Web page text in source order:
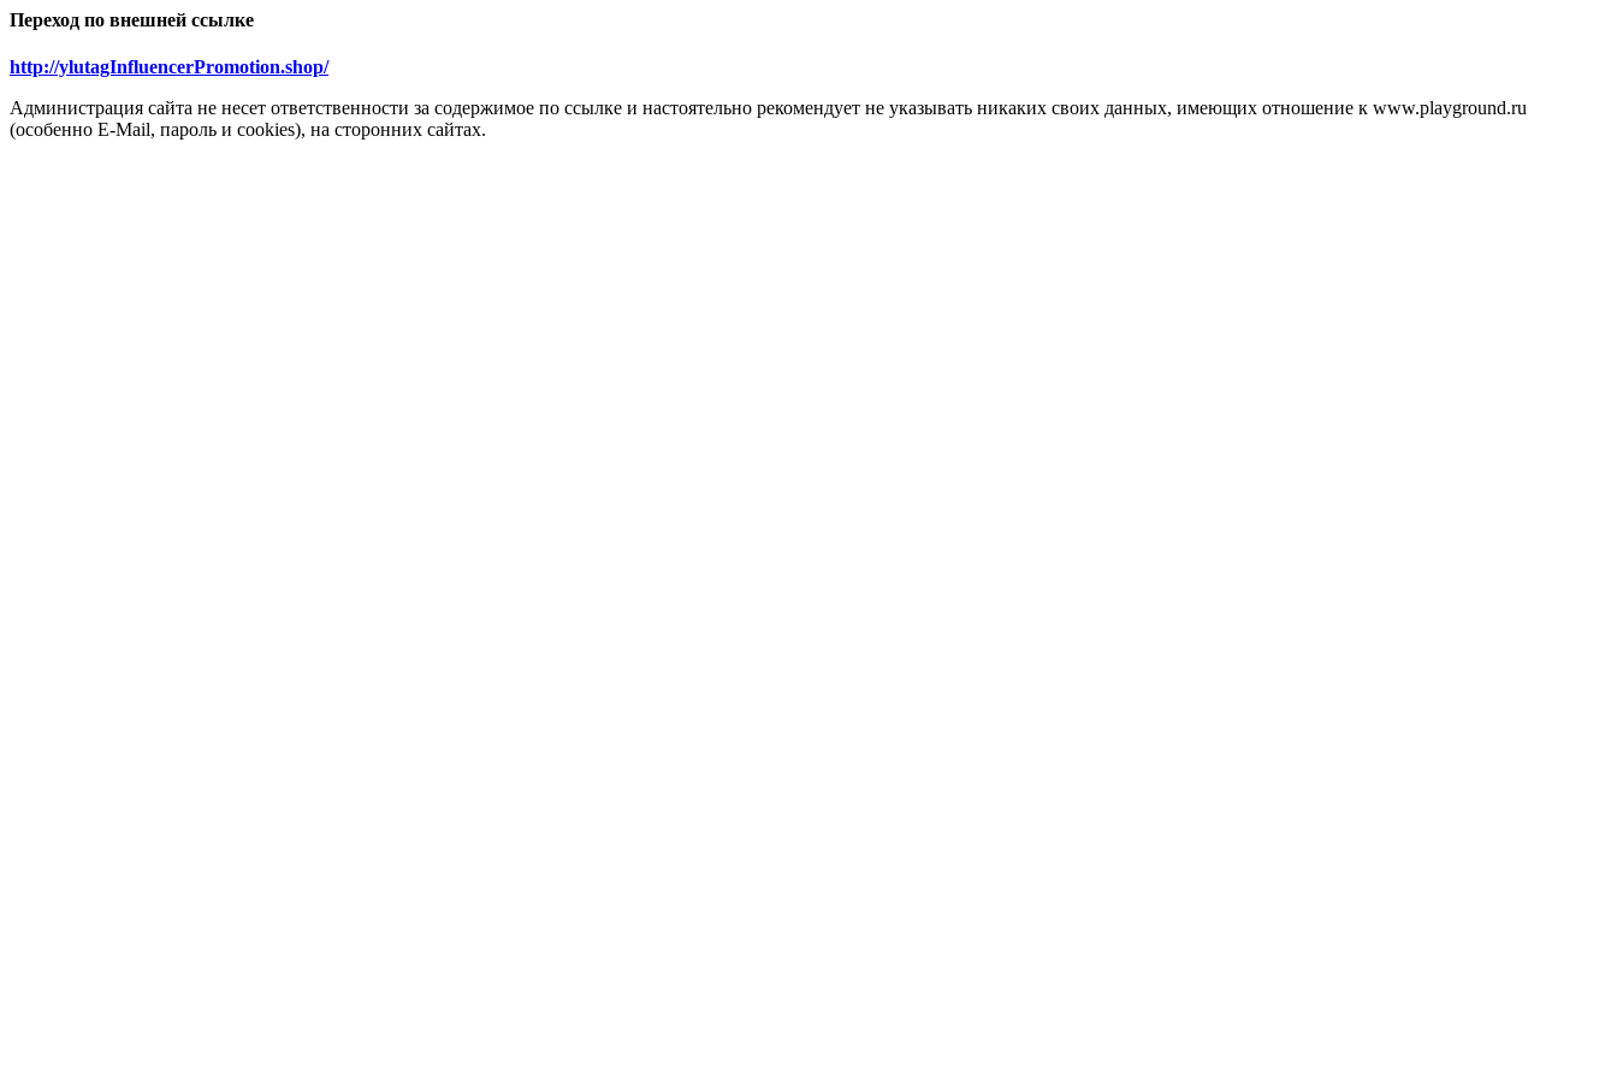
Переход по внешней ссылке
http://ylutagInfluencerPromotion.shop/
Администрация сайта не несет ответственности за содержимое по ссылке и настоятельно рекомендует не указывать никаких своих данных, имеющих отношение к www.playground.ru
(особенно E-Mail, пароль и cookies), на сторонних сайтах.